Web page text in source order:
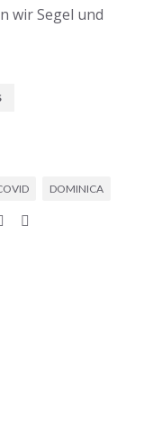
wir Segel und
DOMINICA